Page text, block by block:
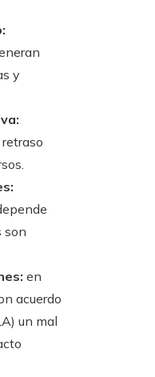
y
son
en
acuerdo
un mal